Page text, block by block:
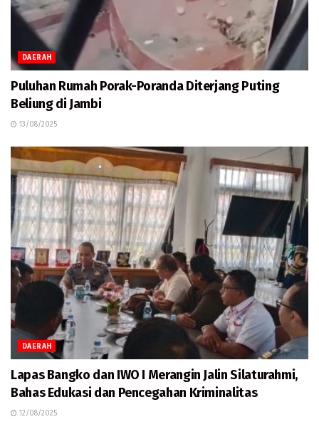
DAERAH
Puluhan Rumah Porak-Poranda Diterjang Puting
Beliung di Jambi
13/08/2025
DAERAH
Lapas Bangko dan IWO I Merangin Jalin Silaturahmi,
Bahas Edukasi dan Pencegahan Kriminalitas
12/08/2025